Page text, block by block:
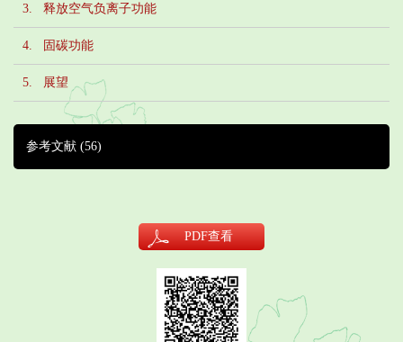
3. 释放空气负离子功能
4. 固碳功能
5. 展望
参考文献 (56)
PDF查看